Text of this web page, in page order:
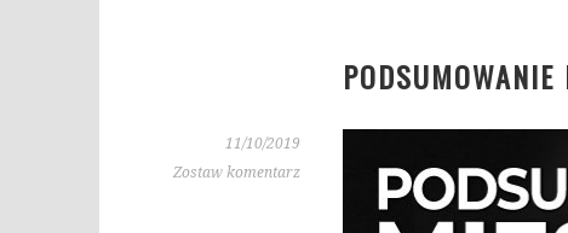
11/10/2019
Zostaw komentarz